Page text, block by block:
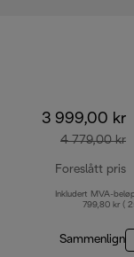
3 999,00 kr
4 779,00 kr
Foreslått pris
Inkludert MVA-
799,80 kr (
Sammenlign